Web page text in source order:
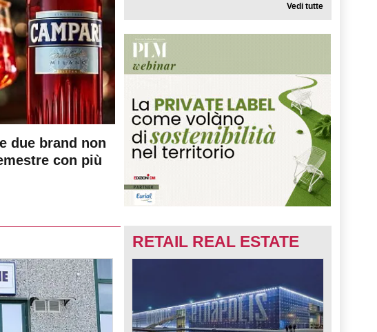
due brand non
con più
Vedi tutte
RETAIL REAL ESTATE